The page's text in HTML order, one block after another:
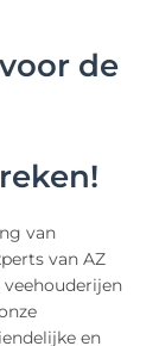
de
van
van AZ
en